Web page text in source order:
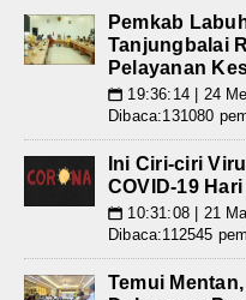
Pemkab
Tanjungbalai
Pelayanan
📅 19:36:14 | 24
Dibaca:131080
Ini Ciri-ciri
COVID-19
📅 10:31:08 | 21
Dibaca:112545
Temui